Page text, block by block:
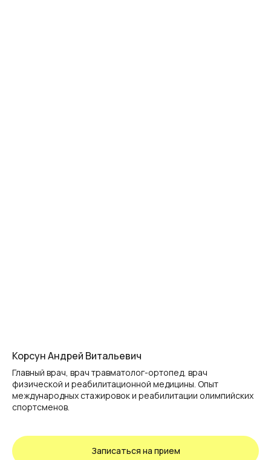
Корсун Андрей Витальевич
Главный врач, врач травматолог-ортопед, врач
физической и реабилитационной медицины. Опыт
международных стажировок и реабилитации олимпийских
спортсменов.
Записаться на прием